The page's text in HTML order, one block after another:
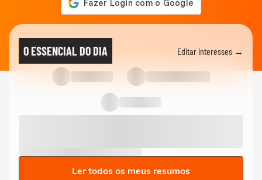
O ESSENCIAL DO DIA Editar interesses →
Ler todos os meus resumos